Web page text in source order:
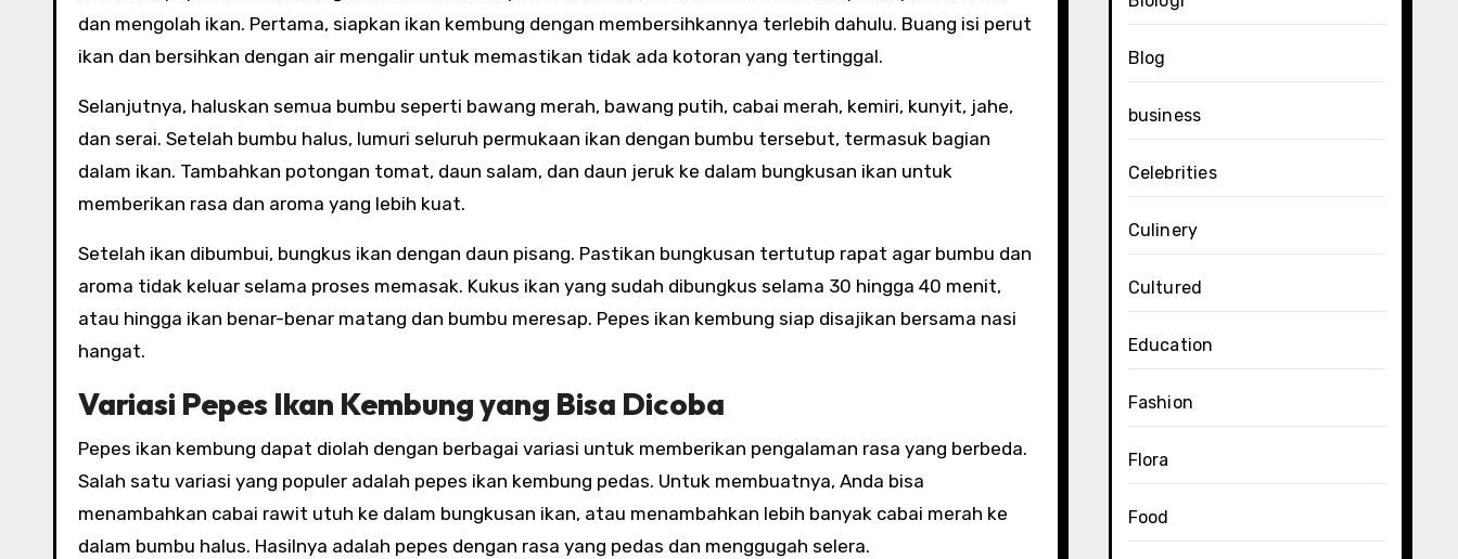
dan mengolah ikan. Pertama, siapkan ikan kembung dengan membersihkannya terlebih dahulu. Buang isi perut
ikan dan bersihkan dengan air mengalir untuk memastikan tidak ada kotoran yang tertinggal.
Selanjutnya, haluskan semua bumbu seperti bawang merah, bawang putih, cabai merah, kemiri, kunyit, jahe,
dan serai. Setelah bumbu halus, lumuri seluruh permukaan ikan dengan bumbu tersebut, termasuk bagian
dalam ikan. Tambahkan potongan tomat, daun salam, dan daun jeruk ke dalam bungkusan ikan untuk
memberikan rasa dan aroma yang lebih kuat.
Setelah ikan dibumbui, bungkus ikan dengan daun pisang. Pastikan bungkusan tertutup rapat agar bumbu dan
aroma tidak keluar selama proses memasak. Kukus ikan yang sudah dibungkus selama 30 hingga 40 menit,
atau hingga ikan benar-benar matang dan bumbu meresap. Pepes ikan kembung siap disajikan bersama nasi
hangat.
Variasi Pepes Ikan Kembung yang Bisa Dicoba
Pepes ikan kembung dapat diolah dengan berbagai variasi untuk memberikan pengalaman rasa yang berbeda.
Salah satu variasi yang populer adalah pepes ikan kembung pedas. Untuk membuatnya, Anda bisa
menambahkan cabai rawit utuh ke dalam bungkusan ikan, atau menambahkan lebih banyak cabai merah ke
dalam bumbu halus. Hasilnya adalah pepes dengan rasa yang pedas dan menggugah selera.
Blog
business
Celebrities
Culinery
Cultured
Education
Fashion
Flora
Food